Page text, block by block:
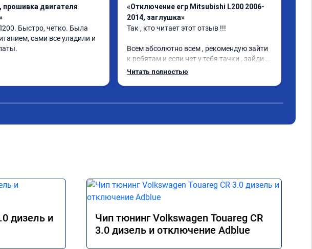
прошивка двигателя
Быстро, четко. Была
сами все уладили и
«Отключение егр Mitsubishi L200 2006-
2014, заглушка»
Так , кто читает этот отзыв !!!
Всем абсолютно всем , рекомендую зайти
к ребятам и если нет у тебя тачки , зайди
тоже !Парни очень добрые общительные
Читать полностью
дизель и
Чип тюнинг Volkswagen Touareg CR
3.0 дизель и отключение Adblue